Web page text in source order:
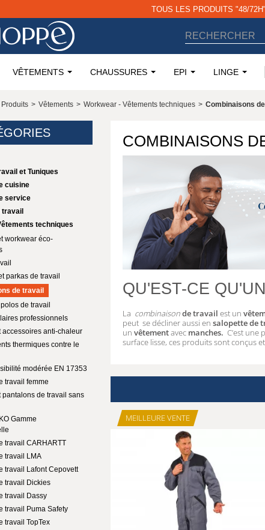
VÊTEMENTS CHAUSSURES EPI LINGE
Produits > Vêtements > Workwear - Vêtements techniques > Combinaisons
et Tuniques
cuisine
service
travail
techniques
workwear éco-
parkas de travail
de travail
de travail
professionnels
accessoires anti-chaleur
thermiques contre le
modérée EN 17353
travail femme
pantalons de travail sans
Gamme
travail CARHARTT
travail LMA
travail Lafont Cepovett
travail Dickies
travail Dassy
travail Puma Safety
travail TopTex
COMBINAISONS
QU'EST-CE
La combinaisonde travail est un
peut se décliner aussi en salopette de
un vêtementavec manches. C’est une
surface lisse, ces produits sont conçus
MEILLEURE VENTE